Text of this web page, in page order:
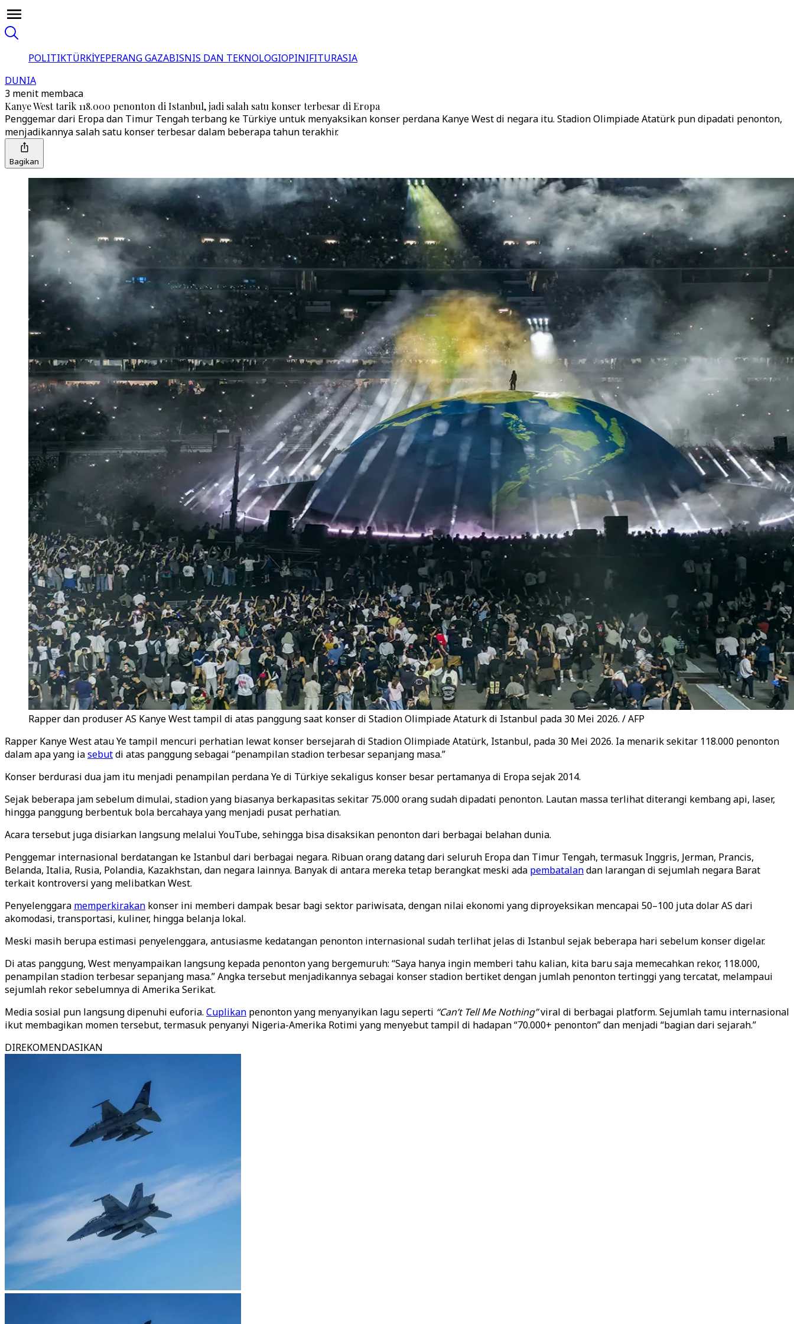
POLITIKTÜRKİYEPERANG GAZABISNIS DAN TEKNOLOGIOPINIFITURASIA
DUNIA
3 menit membaca
Kanye West tarik 118.000 penonton di Istanbul, jadi salah satu konser terbesar di Eropa
Penggemar dari Eropa dan Timur Tengah terbang ke Türkiye untuk menyaksikan konser perdana Kanye West di negara itu. Stadion Olimpiade Atatürk pun dipadati penonton,
menjadikannya salah satu konser terbesar dalam beberapa tahun terakhir.
Bagikan
Rapper dan produser AS Kanye West tampil di atas panggung saat konser di Stadion Olimpiade Ataturk di Istanbul pada 30 Mei 2026. / AFP
Rapper Kanye West atau Ye tampil mencuri perhatian lewat konser bersejarah di Stadion Olimpiade Atatürk, Istanbul, pada 30 Mei 2026. Ia menarik sekitar 118.000 penonton
dalam apa yang iasebutdi atas panggung sebagai “penampilan stadion terbesar sepanjang masa.”
Konser berdurasi dua jam itu menjadi penampilan perdana Ye di Türkiye sekaligus konser besar pertamanya di Eropa sejak 2014.
Sejak beberapa jam sebelum dimulai, stadion yang biasanya berkapasitas sekitar 75.000 orang sudah dipadati penonton. Lautan massa terlihat diterangi kembang api, laser,
hingga panggung berbentuk bola bercahaya yang menjadi pusat perhatian.
Acara tersebut juga disiarkan langsung melalui YouTube, sehingga bisa disaksikan penonton dari berbagai belahan dunia.
Penggemar internasional berdatangan ke Istanbul dari berbagai negara. Ribuan orang datang dari seluruh Eropa dan Timur Tengah, termasuk Inggris, Jerman, Prancis,
Belanda, Italia, Rusia, Polandia, Kazakhstan, dan negara lainnya. Banyak di antara mereka tetap berangkat meski ada pembatalandan larangan di sejumlah negara Barat
terkait kontroversi yang melibatkan West.
Penyelenggara memperkirakan konser ini memberi dampak besar bagi sektor pariwisata, dengan nilai ekonomi yang diproyeksikan mencapai 50–100 juta dolar AS dari
akomodasi, transportasi, kuliner, hingga belanja lokal.
Meski masih berupa estimasi penyelenggara, antusiasme kedatangan penonton internasional sudah terlihat jelas di Istanbul sejak beberapa hari sebelum konser digelar.
Di atas panggung, West menyampaikan langsung kepada penonton yang bergemuruh: “Saya hanya ingin memberi tahu kalian, kita baru saja memecahkan rekor, 118.000,
penampilan stadion terbesar sepanjang masa.” Angka tersebut menjadikannya sebagai konser stadion bertiket dengan jumlah penonton tertinggi yang tercatat, melampaui
sejumlah rekor sebelumnya di Amerika Serikat.
Media sosial pun langsung dipenuhi euforia. Cuplikan penonton yang menyanyikan lagu seperti “Can’t Tell Me Nothing”viral di berbagai platform. Sejumlah tamu internasional
ikut membagikan momen tersebut, termasuk penyanyi Nigeria-Amerika Rotimi yang menyebut tampil di hadapan “70.000+ penonton” dan menjadi “bagian dari sejarah.”
DIREKOMENDASIKAN